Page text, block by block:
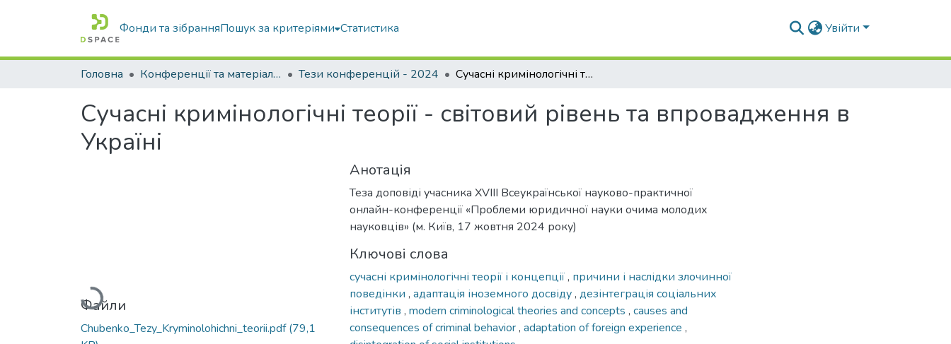
Фонди та зібранняПошук за критеріями Статистика Увійти
Головна Конференції та матеріали конференцій Тези конференцій - 2024 Сучасні кримінологічні теорії - світовий рівень та впровадження в Україні
Сучасні кримінологічні теорії - світовий рівень та впровадження в
Україні
Вантажиться...
Файли
Chubenko_Tezy_Kryminolohichni_teorii.pdf(79,1
Анотація
Теза доповіді учасника XVIII Всеукраїнської науково-практичної
онлайн-конференції «Проблеми юридичної науки очима молодих
науковців» (м. Київ, 17 жовтня 2024 року)
Ключові слова
сучасні кримінологічні теорії і концепції, причини і наслідки злочинної
поведінки , адаптація іноземного досвіду, дезінтеграція соціальних
інститутів , modern criminological theories and concepts , causes and
consequences of criminal behavior, adaptation of foreign experience ,